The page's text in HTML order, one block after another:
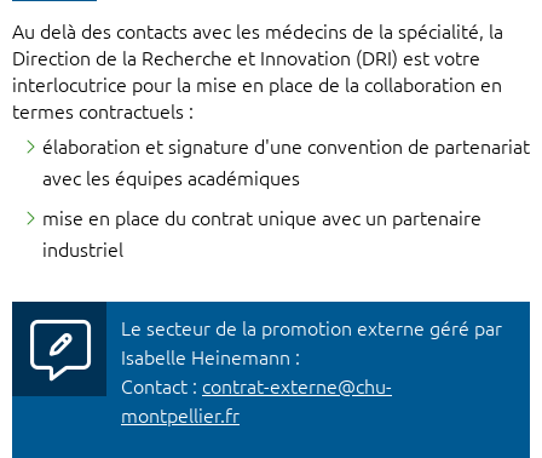
Au delà des contacts avec les médecins de la spécialité, la
Direction de la Recherche et Innovation (DRI) est votre
interlocutrice pour la mise en place de la collaboration en
termes contractuels :
élaboration et signature d'une convention de partenariat
avec les équipes académiques
mise en place du contrat unique avec un partenaire
industriel
Le secteur de la promotion externe géré par
Isabelle Heinemann :
Contact : contrat-externe@chu-
montpellier.fr